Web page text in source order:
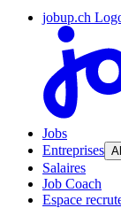
jobup.ch
Jobs
Entreprises
Salaires
Job Coach
Espace